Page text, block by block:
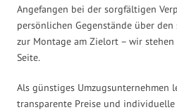
Angefangen bei der sorgfältigen
persönlichen Gegenstände über
zur Montage am Zielort – wir
Seite.
Als günstiges Umzugsunternehmen
transparente Preise und